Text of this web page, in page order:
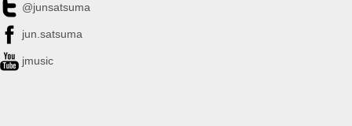
@junsatsuma
jun.satsuma
jmusic